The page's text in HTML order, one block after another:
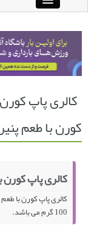
دانشنامه سلامت
انجمن متخصصین
فهرست مواد
کالری پاپ
کورن با طعم
کالری پاپ کورن
100 گرم می باشد.